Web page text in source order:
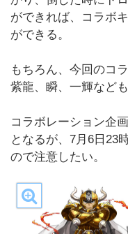
ができれば、コラボ
ができる。
もちろん、今回のコ
紫龍、瞬、一輝など
コラボレーション企
となるが、7月6日23
ので注意したい。